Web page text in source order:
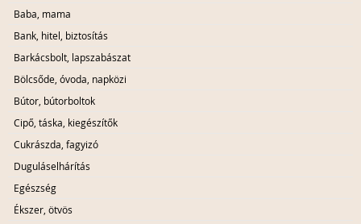
Baba, mama
Bank, hitel, biztosítás
Barkácsbolt, lapszabászat
Bölcsőde, óvoda, napközi
Bútor, bútorboltok
Cipő, táska, kiegészítők
Cukrászda, fagyizó
Duguláselhárítás
Egészség
Ékszer, ötvös